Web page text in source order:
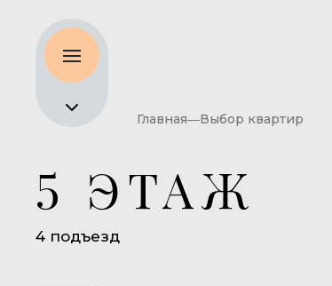
Главная Выбор квартир
5 ЭТАЖ
4 подъезд